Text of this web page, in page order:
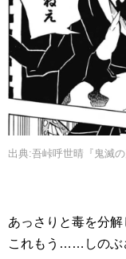
出典:吾峠呼世晴『鬼滅
あっさりと毒を分
これもう……しのぶ